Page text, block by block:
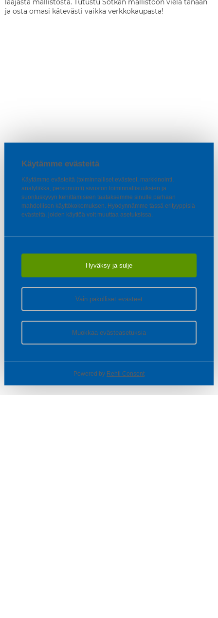
Käytämme evästeitä
Käytämme evästeitä (toiminnalliset evästeet, markkinointi,
analytiikka, personointi) sivuston toiminnallisuuksien ja
suorituskyvyn kehittämiseen taataksemme sinulle parhaan
mahdollisen käyttökokemuksen. Hyödynnämme tässä erityyppisiä
evästeitä, joiden käyttöä voit muuttaa asetuksissa.
Hyväksy ja sulje
Vain pakolliset evästeet
Muokkaa evästeasetuksia
Powered by Rehti Consent
laajasta mallistosta. Tutustu Sotkan mallistoon vielä tänään
ja osta omasi kätevästi vaikka verkkokaupasta!